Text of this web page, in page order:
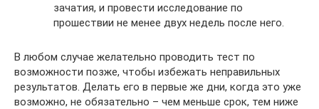
зачатия, и провести исследование по
прошествии не менее двух недель после него.
В любом случае желательно проводить тест по
возможности позже, чтобы избежать неправильных
результатов. Делать его в первые же дни, когда это уже
возможно, не обязательно – чем меньше срок, тем ниже